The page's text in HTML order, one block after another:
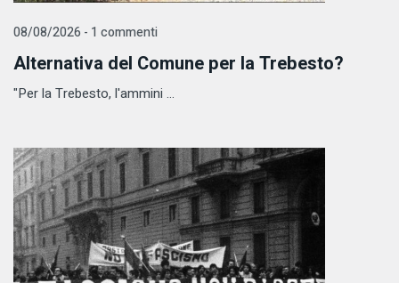
08/08/2026 - 1 commenti
Alternativa del Comune per la Trebesto?
"Per la Trebesto, l'ammini ...